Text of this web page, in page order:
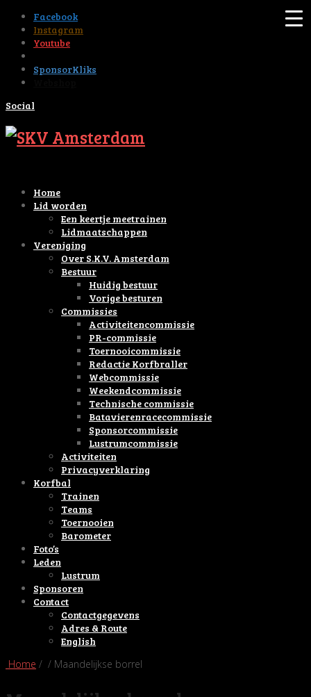
Facebook
Instagram
Youtube
SponsorKliks
Social
Home
Lid worden
Een keertje meetrainen
Lidmaatschappen
Vereniging
Over S.K.V. Amsterdam
Bestuur
Huidig bestuur
Vorige besturen
Commissies
Activiteitencommissie
PR-commissie
Toernooicommissie
Redactie Korfbraller
Webcommissie
Weekendcommissie
Technische commissie
Batavierenracecommissie
Sponsorcommissie
Lustrumcommissie
Activiteiten
Privacyverklaring
Korfbal
Trainen
Teams
Toernooien
Barometer
Foto’s
Leden
Lustrum
Sponsoren
Contact
Contactgegevens
Adres & Route
English
Home / / Maandelijkse borrel